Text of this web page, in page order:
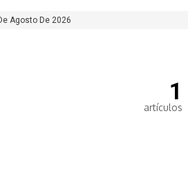
Agosto De 2026
1
artículos